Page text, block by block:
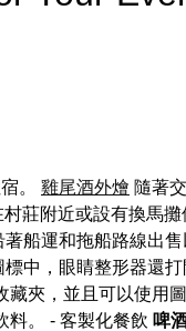
。 雞尾酒外燴 隨著
莊附近或設有換馬
船運和拖船路線出
中，眼睛整形器還
夾，並且可以使用
料。 - 客製化餐飲 啤